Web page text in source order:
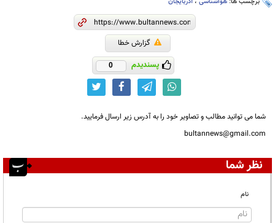
گزارش خطا
پسندیدم 0
شما می توانید مطالب و تصاویر خود را به آدرس زیر ارسال فرمایید.
bultannews@gmail.com
نظر شما
نام